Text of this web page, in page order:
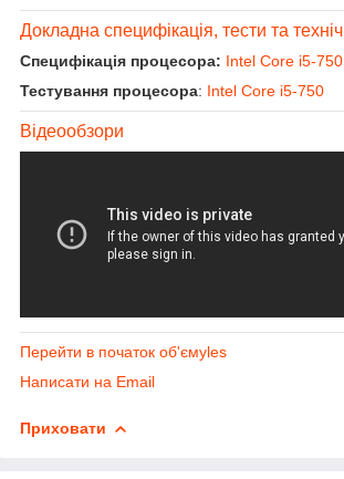
Докладна специфікація, тести та
Специфікація процесора: Intel Core i5-750
Тестування процесора: Intel Core i5-750
Відеообзори
Перейти в початок об'ємуles
Написати на Email
Приховати